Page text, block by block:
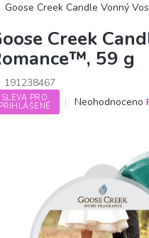
Goose Creek Candle Vonný
Creek
59 g
191238467
SLEVA PRO
PŘIHLÁŠENÉ
Průměrné
5
hvězdiček.
Neohodnoceno